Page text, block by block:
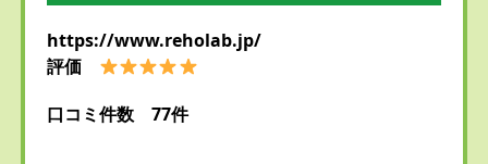
https://www.reholab.jp/
評価
口コミ件数 77件